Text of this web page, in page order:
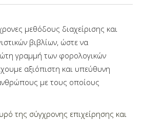
μεθόδους διαχείρισης και
βιβλίων, ώστε να
γραμμή των φορολογικών
αξιόπιστη και υπεύθυνη
με τους οποίους
της σύγχρονης επιχείρησης και